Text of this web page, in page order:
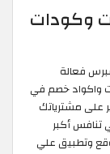
وكودات
فعالة
واكواد خصم في
على مشترياتك
تنافس أكبر
وتطبيق علي